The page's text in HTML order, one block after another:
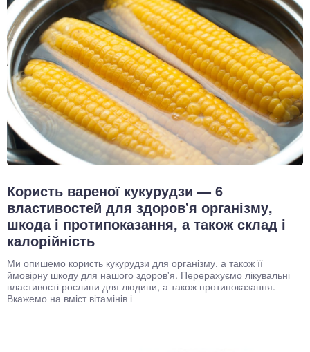
Користь вареної кукурудзи — 6
властивостей для здоров'я організму,
шкода і протипоказання, а також склад і
калорійність
Ми опишемо користь кукурудзи для організму, а також її
ймовірну шкоду для нашого здоров'я. Перерахуємо лікувальні
властивості рослини для людини, а також протипоказання.
Вкажемо на вміст вітамінів і